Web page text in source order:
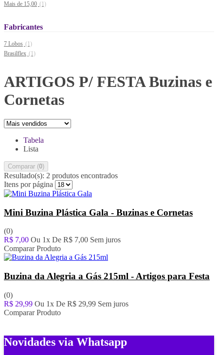
Mais de 15,00 (1)
Fabricantes
7 Lobos (1)
Brasilflex (1)
ARTIGOS P/ FESTA Buzinas e
Cornetas
Tabela
Lista
Comparar (0)
Resultado(s): 2 produtos encontrados
Itens por página
Mini Buzina Plástica Gala - Buzinas e Cornetas
(0)
R$ 7,00 Ou 1x De R$ 7,00 Sem juros
Comparar Produto
Buzina da Alegria a Gás 215ml - Artigos para Festa
(0)
R$ 29,99 Ou 1x De R$ 29,99 Sem juros
Comparar Produto
Novidades via Whatsapp